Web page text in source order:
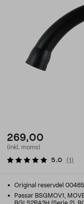
269,00
(inkl. moms)
5.0 (1 )
Original reservdel
Passar BSGMOV1,